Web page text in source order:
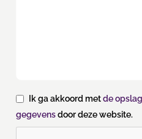
Ik ga akkoord metde
gegevensdoor deze website.